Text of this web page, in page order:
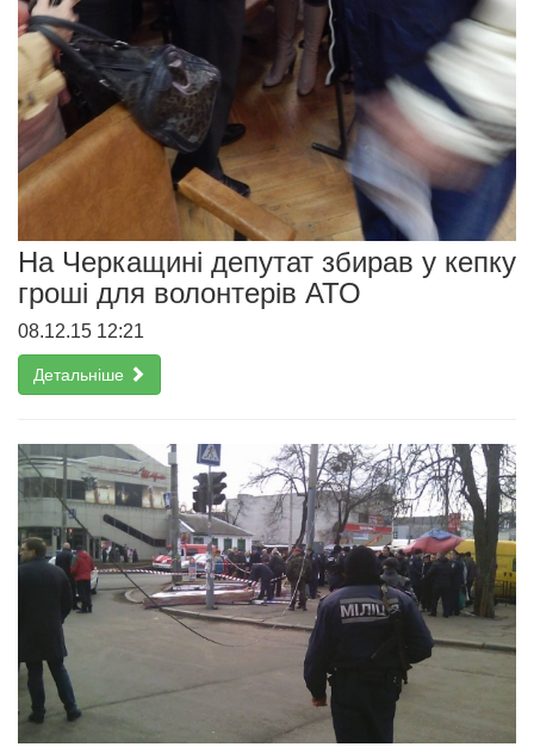
На Черкащині депутат збирав у кепку
гроші для волонтерів АТО
08.12.15 12:21
Детальніше